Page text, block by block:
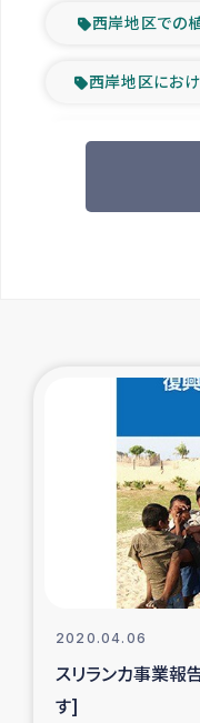
西岸地区での
西岸地区にお
東テ
大雨
カ
シリア国内
トルコに
インドネシア中
2020.04.06
スリランカ事業報
す]